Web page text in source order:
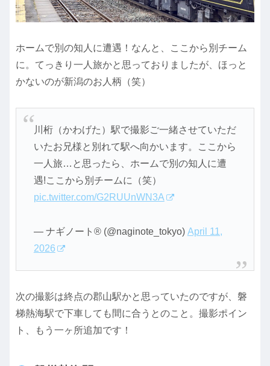
ホームで別の知人に遭遇！なんと、ここから別チーム
に。てっきり一人旅かと思っておりましたが、ほっと
かないのが新潟のお人柄（笑）
川桁（かわげた）駅で撮影ご一緒させていただ
いたお兄様と別れて駅へ向かいます。ここから
一人旅…と思ったら、ホームで別の知人に遭
遇!ここから別チームに（笑）
pic.twitter.com/G2RUUnWN3A
— ナギノート®︎ (@naginote_tokyo) April 11,
2026
次の撮影は終点の郡山駅かと思っていたのですが、磐
梯熱海駅で下車しても間に合うとのこと。撮影ポイン
ト、もう一ヶ所追加です！